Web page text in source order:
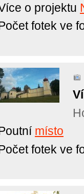
o projektu
fotek ve
místo
fotek ve